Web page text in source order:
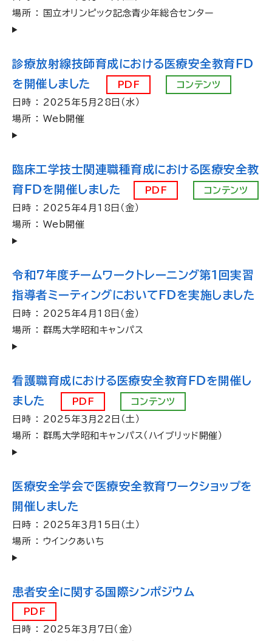
場所 ： 国立オリンピック記念青少年総合センター
診療放射線技師育成における医療安全教育ＦＤ
を開催しました
PDF
コンテンツ
日時 ： 2025年５月28日（水）
場所 ： Web開催
臨床工学技士関連職種育成における医療安全教
育ＦＤを開催しました
PDF
コンテンツ
日時 ： 2025年４月18日（金）
場所 ： Web開催
令和7年度チームワークトレーニング第1回実習
指導者ミーティングにおいてFDを実施しました
日時 ： 2025年４月18日（金）
場所 ： 群馬大学昭和キャンパス
看護職育成における医療安全教育ＦＤを開催し
ました
PDF
コンテンツ
日時 ： 2025年３月22日（土）
場所 ： 群馬大学昭和キャンパス（ハイブリッド開催）
医療安全学会で医療安全教育ワークショップを
開催しました
日時 ： 2025年３月15日（土）
場所 ： ウインクあいち
患者安全に関する国際シンポジウム
PDF
日時 ： 2025年３月７日（金）